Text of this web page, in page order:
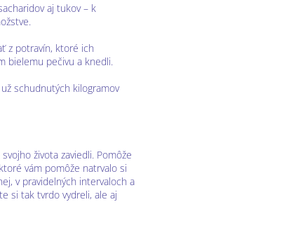
aj tukov – k
z potravín, ktoré ich
bielemu pečivu a knedli.
schudnutých kilogramov
života zaviedli. Pomôže
vám pomôže natrvalo si
v pravidelných intervaloch a
si tak tvrdo vydreli, ale aj